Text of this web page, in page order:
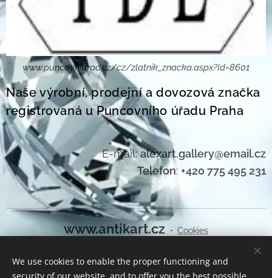
www.puncovniurad.cz/cz/zlatnik_znacka.aspx?Id=8601
Naše výrobní, prodejní a dovozová značka
registrovaná u Puncovního úřadu Praha
E-mail:alexart.gallery@email.cz
Telefon: +420 775 495 231
www.antikart.cz Cookies
Languages
We use cookies to enable the proper functioning and